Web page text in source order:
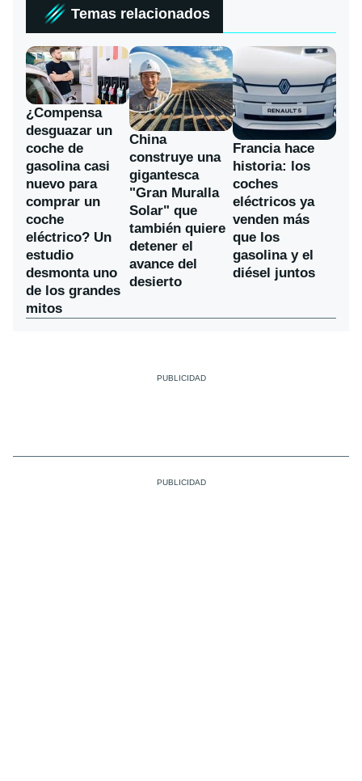
Temas relacionados
¿Compensa
desguazar un
coche de
gasolina casi
nuevo para
comprar un
coche
eléctrico? Un
estudio
desmonta uno
de los grandes
mitos
China
construye una
gigantesca
"Gran Muralla
Solar" que
también quiere
detener el
avance del
desierto
Francia hace
historia: los
coches
eléctricos ya
venden más
que los
gasolina y el
diésel juntos